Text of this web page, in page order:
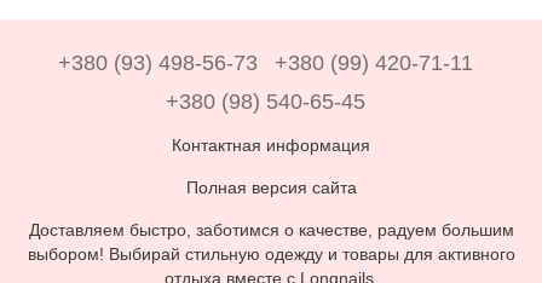
+380 (93) 498-56-73
+380 (99) 420-71-11
+380 (98) 540-65-45
Контактная информация
Полная версия сайта
Доставляем быстро, заботимся о качестве, радуем большим
выбором! Выбирай стильную одежду и товары для активного
отдыха вместе с Longnails.